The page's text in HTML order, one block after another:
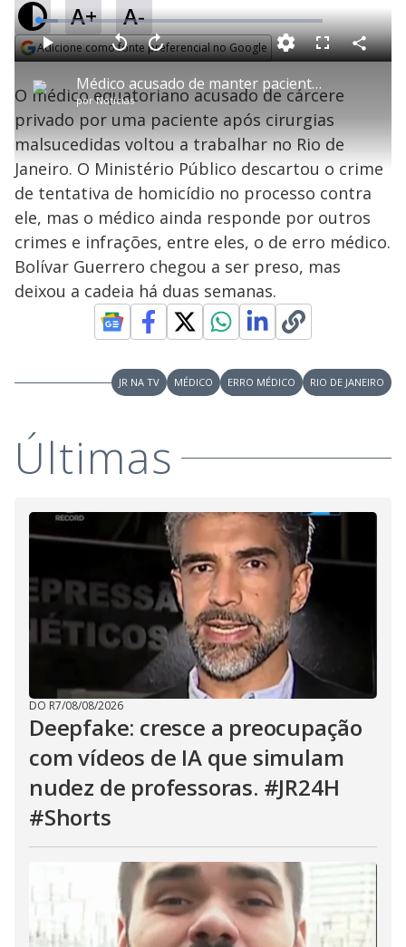
A+ A-
Adicione como fonte preferencial no Google
P
l
a
y
V
i
d
e
o
Médico acusado de manter paciente em cárcere privado volta a trabalhar no Rio de Janeiro
porNotícias
P V
t
a
r
0
n
d
o
s
A
n
ç
a
1
0
s
e
u
n
o
s
M
u
d
o
L
o
a
d
e
7
.
0
7
%
F
s
c
e
n
C
o
O médico equatoriano acusado de cárcere
privado por uma paciente após cirurgias
malsucedidas voltou a trabalhar no Rio de
Janeiro. O Ministério Público descartou o crime
de tentativa de homicídio no processo contra
ele, mas o médico ainda responde por outros
crimes e infrações, entre eles, o de erro médico.
Bolívar Guerrero chegou a ser preso, mas
deixou a cadeia há duas semanas.
JR NA TV MÉDICO ERRO MÉDICO RIO DE JANEIRO
Últimas
DO R7/08/08/2026
Deepfake: cresce a preocupação
com vídeos de IA que simulam
nudez de professoras. #JR24H
#Shorts